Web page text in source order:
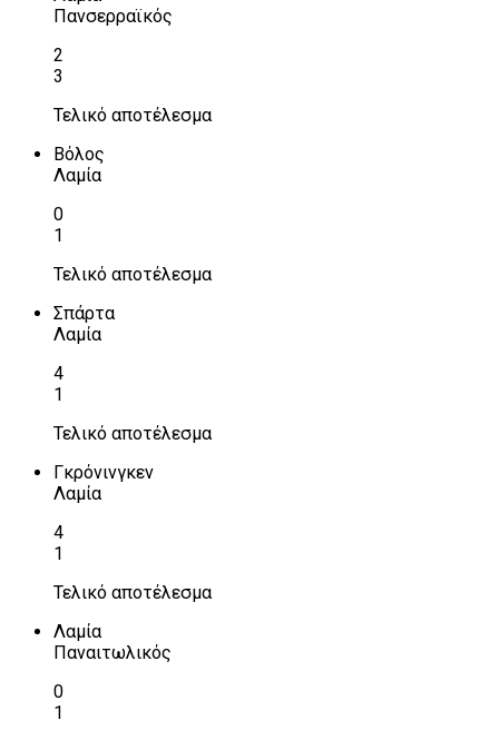
Πανσερραϊκός
2
3
Τελικό αποτέλεσμα
Βόλος
Λαμία
0
1
Τελικό αποτέλεσμα
Σπάρτα
Λαμία
4
1
Τελικό αποτέλεσμα
Γκρόνινγκεν
Λαμία
4
1
Τελικό αποτέλεσμα
Λαμία
Παναιτωλικός
0
1